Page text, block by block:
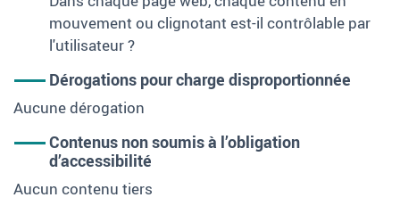
mouvement ou clignotant est-il contrôlable par
l'utilisateur ?
Dérogations pour charge disproportionnée
Aucune dérogation
Contenus non soumis à l’obligation
d’accessibilité
Aucun contenu tiers